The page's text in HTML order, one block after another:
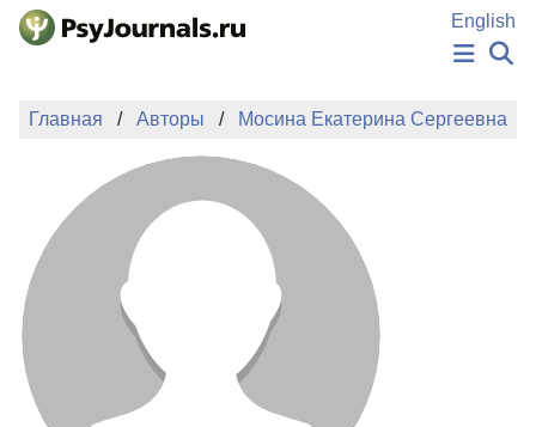
Перейти к основному содержанию
English
НОВОСТИ
АВТОРЫ
ПОДАТЬ РУКОПИСЬ
БАЗА ЗНАНИЙ
КЛЮЧЕВЫЕ СЛОВА
Регистрация
Главная Авторы Мосина Екатерина Сергеевна